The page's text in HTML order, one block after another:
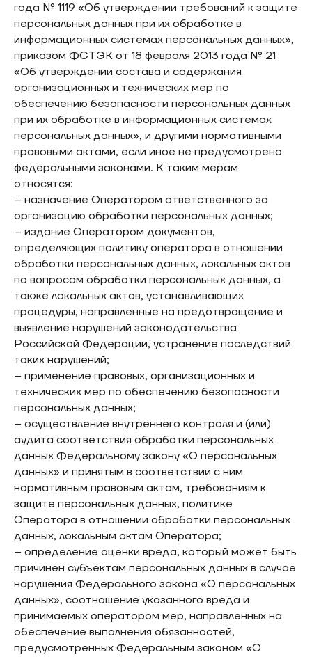
года № 1119 «Об утверждении требований к защите
персональных данных при их обработке в
информационных системах персональных данных»,
приказом ФСТЭК от 18 февраля 2013 года № 21
«Об утверждении состава и содержания
организационных и технических мер по
обеспечению безопасности персональных данных
при их обработке в информационных системах
персональных данных», и другими нормативными
правовыми актами, если иное не предусмотрено
федеральными законами. К таким мерам
относятся:
– назначение Оператором ответственного за
организацию обработки персональных данных;
– издание Оператором документов,
определяющих политику оператора в отношении
обработки персональных данных, локальных актов
по вопросам обработки персональных данных, а
также локальных актов, устанавливающих
процедуры, направленные на предотвращение и
выявление нарушений законодательства
Российской Федерации, устранение последствий
таких нарушений;
– применение правовых, организационных и
технических мер по обеспечению безопасности
персональных данных;
– осуществление внутреннего контроля и (или)
аудита соответствия обработки персональных
данных Федеральному закону «О персональных
данных» и принятым в соответствии с ним
нормативным правовым актам, требованиям к
защите персональных данных, политике
Оператора в отношении обработки персональных
данных, локальным актам Оператора;
– определение оценки вреда, который может быть
причинен субъектам персональных данных в случае
нарушения Федерального закона «О персональных
данных», соотношение указанного вреда и
принимаемых оператором мер, направленных на
обеспечение выполнения обязанностей,
предусмотренных Федеральным законом «О